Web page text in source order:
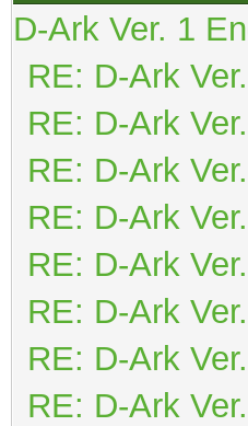
D-Ark Ver. 1
RE: D-Ark
RE: D-Ark
RE: D-Ark
RE: D-Ark
RE: D-Ark
RE: D-Ark
RE: D-Ark
RE: D-Ark